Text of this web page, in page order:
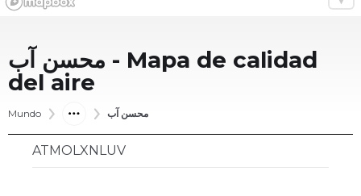
- Mapa de calidad
del aire
Mundo محسن آب
ATMOLXNLUV